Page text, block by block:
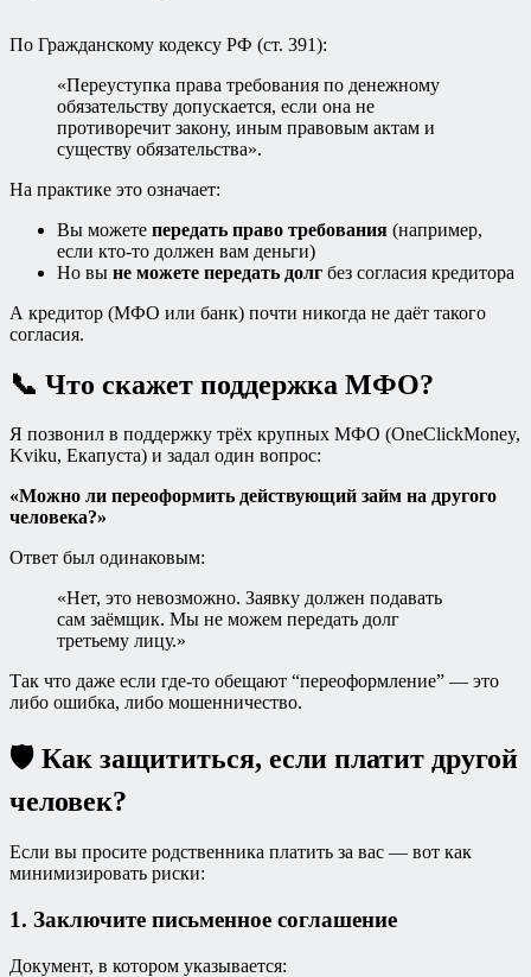
По Гражданскому кодексу РФ (ст. 391):
«Переуступка права требования по денежному
обязательству допускается, если она не
противоречит закону, иным правовым актам и
существу обязательства».
На практике это означает:
Вы можете передать право требования (например,
если кто-то должен вам деньги)
Но вы не можете передать долг без согласия кредитора
А кредитор (МФО или банк) почти никогда не даёт такого
согласия.
📞 Что скажет поддержка МФО?
Я позвонил в поддержку трёх крупных МФО (OneClickMoney,
Kviku, Екапуста) и задал один вопрос:
«Можно ли переоформить действующий займ на другого
человека?»
Ответ был одинаковым:
«Нет, это невозможно. Заявку должен подавать
сам заёмщик. Мы не можем передать долг
третьему лицу.»
Так что даже если где-то обещают “переоформление” — это
либо ошибка, либо мошенничество.
🛡️ Как защититься, если платит другой
человек?
Если вы просите родственника платить за вас — вот как
минимизировать риски:
1. Заключите письменное соглашение
Документ, в котором указывается: